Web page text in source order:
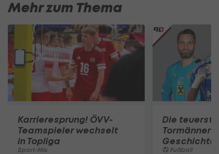
Mehr zum Thema
Karrieresprung! ÖVV-
Teamspieler wechselt
in Topliga
Sport-Mix
Die
Tormänner
Geschichte
Fußball